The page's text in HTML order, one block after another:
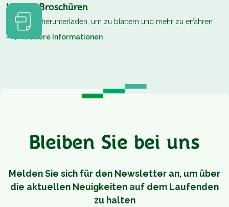
Unsere Broschüren
Kostenlos herunterladen, um zu blättern und mehr zu erfahren
Weitere Informationen
Bleiben Sie bei uns
Melden Sie sich für den Newsletter an, um über
die aktuellen Neuigkeiten auf dem Laufenden
zu halten